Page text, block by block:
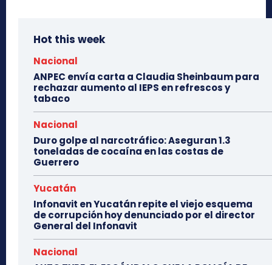
Hot this week
Nacional
ANPEC envía carta a Claudia Sheinbaum para
rechazar aumento al IEPS en refrescos y
tabaco
Nacional
Duro golpe al narcotráfico: Aseguran 1.3
toneladas de cocaína en las costas de
Guerrero
Yucatán
Infonavit en Yucatán repite el viejo esquema
de corrupción hoy denunciado por el director
General del Infonavit
Nacional